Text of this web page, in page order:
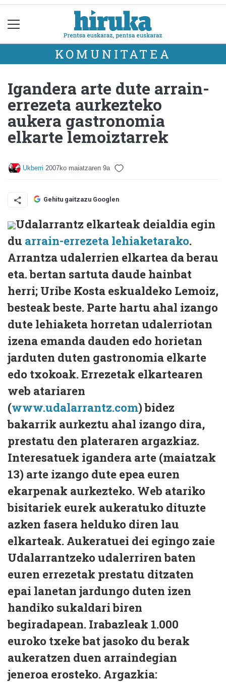
KOMUNITATEA
Igandera arte dute arrain-
errezeta aurkezteko
aukera gastronomia
elkarte lemoiztarrek
Ukberri 2007ko maiatzaren 9a
Gehitu gaitzazu Googlen
Udalarrantz elkarteak deialdia egin
du arrain-errezeta lehiaketarako.
Arrantza udalerrien elkartea da berau
eta. bertan sartuta daude hainbat
herri; Uribe Kosta eskualdeko Lemoiz,
besteak beste. Parte hartu ahal izango
dute lehiaketa horretan udalerriotan
izena emanda dauden edo horietan
jarduten duten gastronomia elkarte
edo txokoak. Errezetak elkartearen
web atariaren
(www.udalarrantz.com) bidez
bakarrik aurkeztu ahal izango dira,
prestatu den plateraren argazkiaz.
Interesatuek igandera arte (maiatzak
13) arte izango dute epea euren
ekarpenak aurkezteko. Web atariko
bisitariek eurek aukeratuko dituzte
azken fasera helduko diren lau
elkarteak. Aukeratuei dei egingo zaie
Udalarrantzeko udalerriren baten
euren errezetak prestatu ditzaten
epai lanetan jardungo duten izen
handiko sukaldari biren
begiradapean. Irabazleak 1.000
euroko txeke bat jasoko du berak
aukeratzen duen arraindegian
jeneroa erosteko. Argazkia: